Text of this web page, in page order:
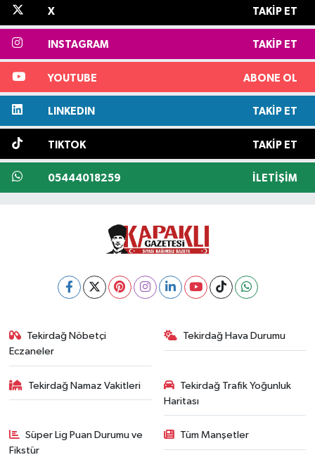
X TAKIP ET
INSTAGRAM TAKIP ET
YOUTUBE ABONE OL
LINKEDIN TAKIP ET
TIKTOK TAKIP ET
05444018259 İLETIŞIM
Tekirdağ Nöbetçi
Eczaneler
Tekirdağ Hava Durumu
Tekirdağ Namaz Vakitleri
Tekirdağ Trafik Yoğunluk
Haritası
Süper Lig Puan Durumu ve
Fikstür
Tüm Manşetler